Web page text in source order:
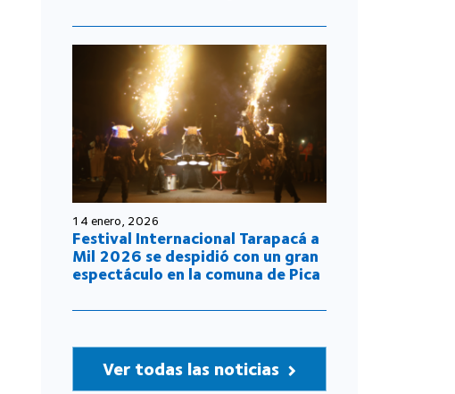
14 enero, 2026
Festival Internacional Tarapacá a
Mil 2026 se despidió con un gran
espectáculo en la comuna de Pica
Ver todas las noticias